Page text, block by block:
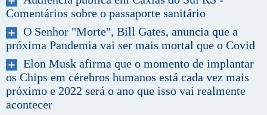
Comentários sobre o passaporte sanitário
O Senhor "Morte", Bill Gates, anuncia que a
próxima Pandemia vai ser mais mortal que o Covid
Elon Musk afirma que o momento de implantar
os Chips em cérebros humanos está cada vez mais
próximo e 2022 será o ano que isso vai realmente
acontecer